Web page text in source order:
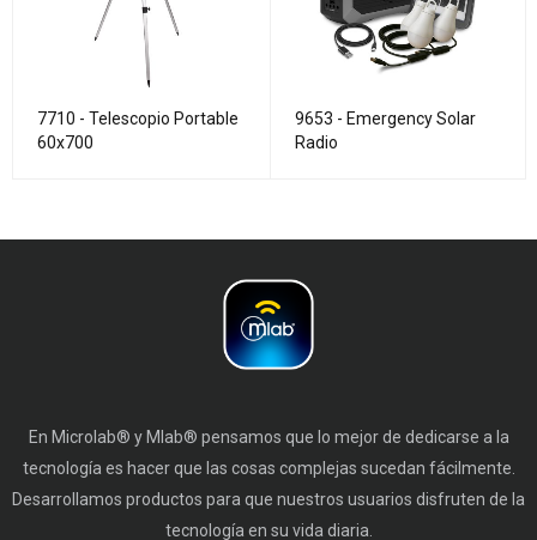
7710 - Telescopio Portable
60x700
9653 - Emergency Solar
Radio
En Microlab® y Mlab® pensamos que lo mejor de dedicarse a la
tecnología es hacer que las cosas complejas sucedan fácilmente.
Desarrollamos productos para que nuestros usuarios disfruten de la
tecnología en su vida diaria.